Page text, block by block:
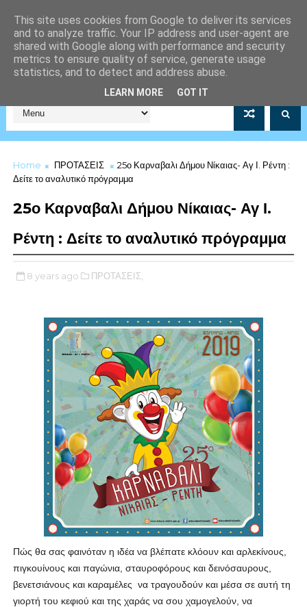
Home ΠΡΟΤΑΣΕΙΣ
25ο Καρναβαλι Δήμου Νίκαιας- Αγ Ι. Ρέντη :
Δείτε το αναλυτικό πρόγραμμα
25ο Καρναβαλι Δήμου Νίκαιας- Αγ Ι.
Ρέντη : Δείτε το αναλυτικό πρόγραμμα
8 years ago ΠΡΟΤΑΣΕΙΣ,
Πώς θα σας φαινόταν η ιδέα να βλέπατε κλόουν και αρλεκίνους,
πιγκουίνους και παγώνια, σταυροφόρους και δεινόσαυρους,
βενετσιάνους και καραμέλες να τραγουδούν και μέσα σε αυτή τη
γιορτή του κεφιού και της χαράς να σου χαμογελούν, να
This site uses cookies from Google to deliver its services
and to analyze traffic. Your IP address and user-agent are
shared with Google along with performance and security
metrics to ensure quality of service, generate usage
statistics, and to detect and address abuse.
LEARN MORE GOT IT